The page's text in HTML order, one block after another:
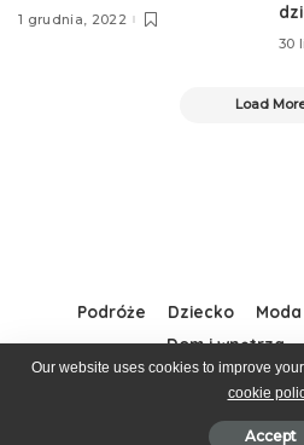
1 grudnia, 2022
30
Load
Podróże Dziecko Moda
Dom i wnętrza
©
Our website uses cookies to improve
cookie
Accept